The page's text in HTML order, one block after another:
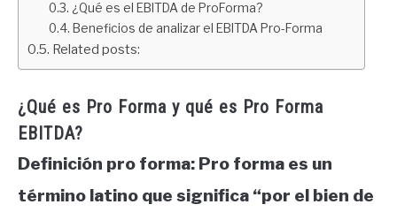
¿Qué es el EBITDA de ProForma?
Beneficios de analizar el EBITDA Pro-Forma
Related posts:
¿Qué es Pro Forma y qué es Pro Forma
EBITDA?
Definición pro forma: Pro forma es un
término latino que significa “por el bien de